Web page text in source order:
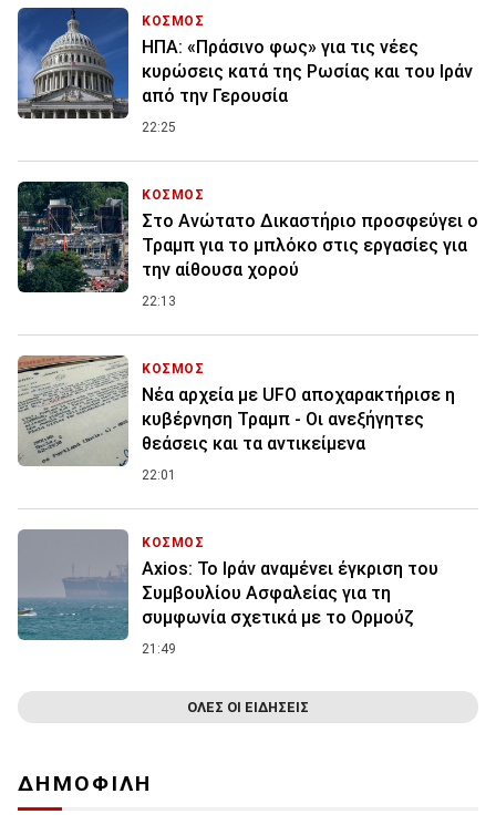
ΚΟΣΜΟΣ
ΗΠΑ: «Πράσινο φως» για τις νέες
κυρώσεις κατά της Ρωσίας και του Ιράν
από την Γερουσία
22:25
ΚΟΣΜΟΣ
Στο Ανώτατο Δικαστήριο προσφεύγει ο
Τραμπ για το μπλόκο στις εργασίες για
την αίθουσα χορού
22:13
ΚΟΣΜΟΣ
Νέα αρχεία με UFO αποχαρακτήρισε η
κυβέρνηση Τραμπ - Οι ανεξήγητες
θεάσεις και τα αντικείμενα
22:01
ΚΟΣΜΟΣ
Axios: Το Ιράν αναμένει έγκριση του
Συμβουλίου Ασφαλείας για τη
συμφωνία σχετικά με το Ορμούζ
21:49
ΟΛΕΣ ΟΙ ΕΙΔΗΣΕΙΣ
ΔΗΜΟΦΙΛΗ